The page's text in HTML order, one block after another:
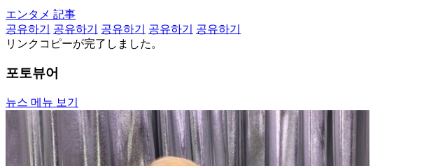
エンタメ 記事
공유하기
공유하기 공유하기 공유하기
공유하기
リンクコピーが完了しました。
포토뷰어
뉴스 메뉴 보기